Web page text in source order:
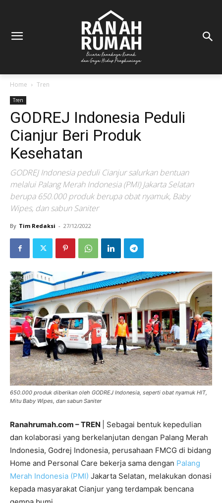
Home Tren
Tren
GODREJ Indonesia Peduli
Cianjur Beri Produk
Kesehatan
GODREJ Indonesia peduli Cianjur salurkan bentuan
melalui Palang Merah Indonesia (PMI) Jakarta Selatan
berupa 650.000 produk berupa obat nyamuk, Baby
Wipes, dan sabun Saniter
By Tim Redaksi - 27/12/2022
650.000 produk diberikan oleh GODREJ Indonesia, seperti obat nyamuk HIT,
Mitu Baby Wipes, dan sabun Saniter
Ranahrumah.com – TREN
| Sebagai bentuk kepedulian
dan kolaborasi yang berkelanjutan dengan Palang Merah
Indonesia, Godrej Indonesia, perusahaan FMCG di bidang
Home and Personal Care bekerja sama dengan Palang
Merah Indonesia (PMI) Jakarta Selatan, melakukan donasi
kepada masyarakat Cianjur yang terdampak bencana